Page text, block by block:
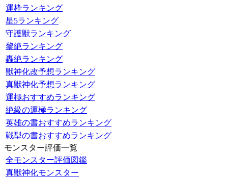
運枠ランキング
星5ランキング
守護獣ランキング
黎絶ランキング
轟絶ランキング
獣神化改予想ランキング
真獣神化予想ランキング
運極おすすめランキング
絶級の運極ランキング
英雄の書おすすめランキング
戦型の書おすすめランキング
モンスター評価一覧
全モンスター評価図鑑
真獣神化モンスター